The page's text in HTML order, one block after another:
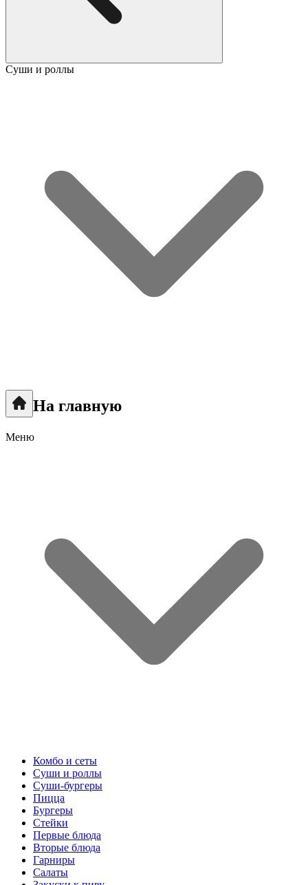
Суши и роллы
На главную
Меню
Комбо и сеты
Суши и роллы
Суши-бургеры
Пицца
Бургеры
Стейки
Первые блюда
Вторые блюда
Гарниры
Салаты